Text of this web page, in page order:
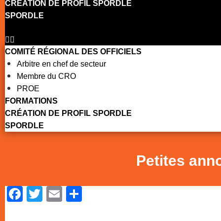
CRÉATION DE PROFIL SPORDLE
SPORDLE
COMITÉ RÉGIONAL DES OFFICIELS
Arbitre en chef de secteur
Membre du CRO
PROE
FORMATIONS
CRÉATION DE PROFIL SPORDLE
SPORDLE
Petites
Facebook
TwitterEmail